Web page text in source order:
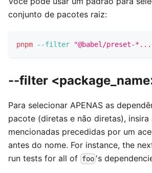
conjunto de pacotes raiz:
pnpm --filter "@babel/preset-
--filter
Para selecionar APENAS as
pacote (diretas e não diretas), insira
mencionadas precedidas por um
antes do nome. For instance, the
run tests for all of foo 's